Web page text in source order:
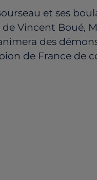
et ses
Vincent Boué,
des
de France de